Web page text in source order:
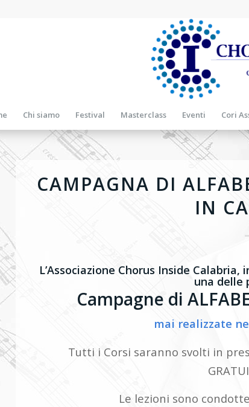
Chi siamo Festival Masterclass Eventi Cori
CAMPAGNA DI
IN
L’Associazione Chorus Inside Calabria,
una delle
Campagne di
mai realizzate
Tutti i Corsi saranno svolti in
Le lezioni sono